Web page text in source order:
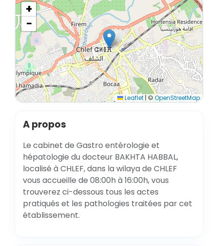
+
−
Leaflet | © OpenStreetMap
A propos
Le cabinet de Gastro entérologie et
hépatologie du docteur BAKHTA HABBAL,
localisé à CHLEF, dans la wilaya de CHLEF
vous accueille de 08:00h à 16:00h, vous
trouverez ci-dessous tous les actes
pratiqués et les pathologies traitées par cet
établissement.